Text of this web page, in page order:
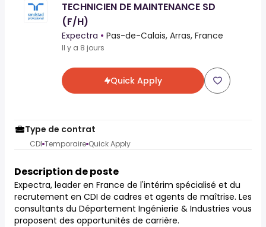
TECHNICIEN DE MAINTENANCE SD
(F/H)
Expectra • Pas-de-Calais, Arras, France
Il y a 8 jours
Quick Apply
Type de contrat
CDI Temporaire Quick Apply
Description de poste
Expectra, leader en France de l'intérim spécialisé et du
recrutement en CDI de cadres et agents de maîtrise. Les
consultants du Département Ingénierie & Industries vous
proposent des opportunités de carrière.